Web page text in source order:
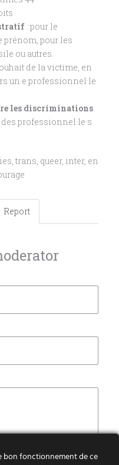
: pour le
prénom, pour les
ou autres.
de la victime, en
un·e professionnel·le
les discriminations
professionnel·le·s
trans, queer, inter, en
Report
bon fonctionnement de ce